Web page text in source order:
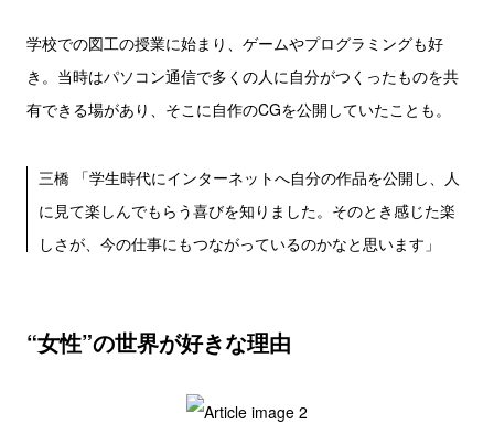
学校での図工の授業に始まり、ゲームやプログラミングも好
き。当時はパソコン通信で多くの人に自分がつくったものを共
有できる場があり、そこに自作のCGを公開していたことも。
三橋 「学生時代にインターネットへ自分の作品を公開し、人
に見て楽しんでもらう喜びを知りました。そのとき感じた楽
しさが、今の仕事にもつながっているのかなと思います」
“女性”の世界が好きな理由